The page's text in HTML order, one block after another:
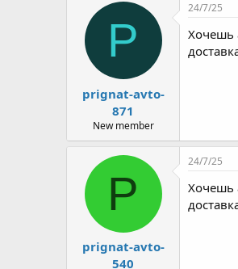
P
prignat-avto-
871
New member
24/7/25
Хочешь
P
prignat-avto-
540
24/7/25
Хочешь